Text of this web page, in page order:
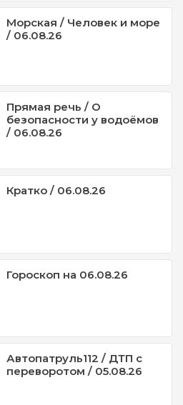
Морская / Человек и море
/ 06.08.26
Прямая речь / О
безопасности у водоёмов
/ 06.08.26
Кратко / 06.08.26
Гороскоп на 06.08.26
Автопатруль112 / ДТП с
переворотом / 05.08.26